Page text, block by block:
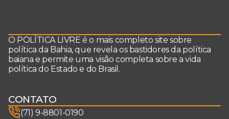
O POLÍTICA LIVRE é o mais completo site sobre
política da Bahia, que revela os bastidores da política
baiana e permite uma visão completa sobre a vida
política do Estado e do Brasil.
CONTATO
(71) 9-8801-0190